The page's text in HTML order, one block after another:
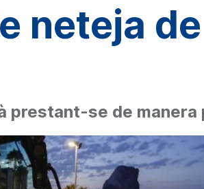
neteja
se de manera